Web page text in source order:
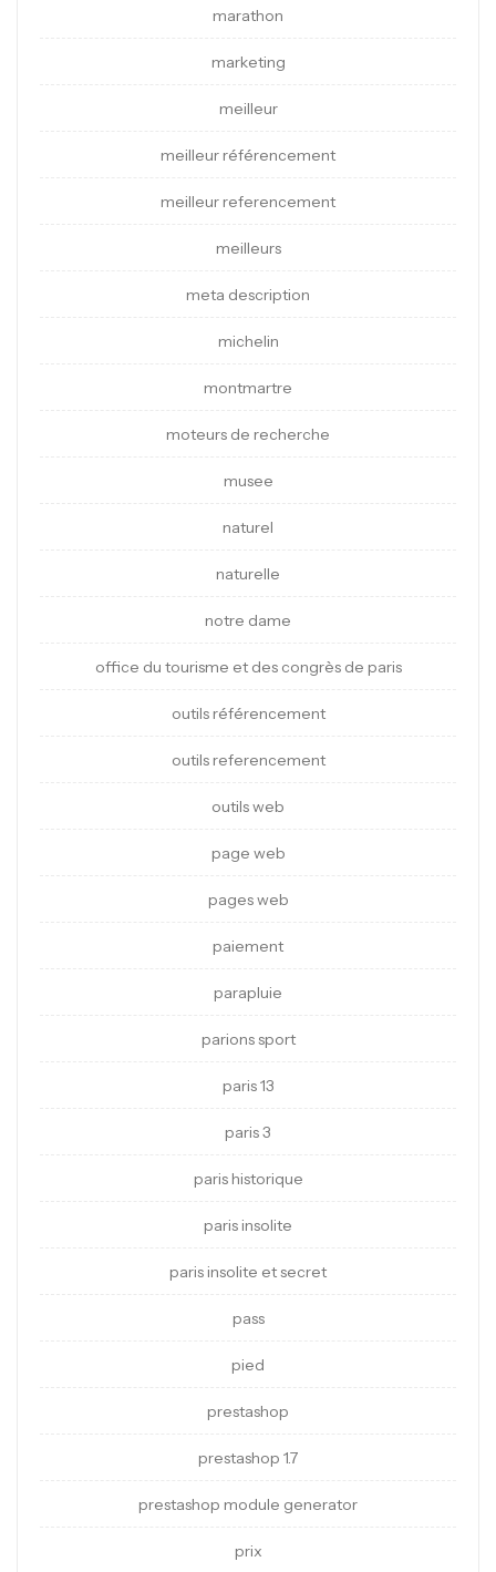
marathon
marketing
meilleur
meilleur référencement
meilleur referencement
meilleurs
meta description
michelin
montmartre
moteurs de recherche
musee
naturel
naturelle
notre dame
office du tourisme et des congrès de paris
outils référencement
outils referencement
outils web
page web
pages web
paiement
parapluie
parions sport
paris 13
paris 3
paris historique
paris insolite
paris insolite et secret
pass
pied
prestashop
prestashop 1.7
prestashop module generator
prix